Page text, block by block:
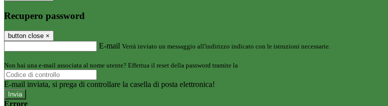
Recupero password
button close ×
E-mail Verrà inviato un messaggio all'indirizzo indicato con le istruzioni necessarie.
Non hai una e-mail associata al nome utente? Effettua il reset della password tramite la
E-mail inviata, si prega di controllare la casella di posta elettronica!
Errore